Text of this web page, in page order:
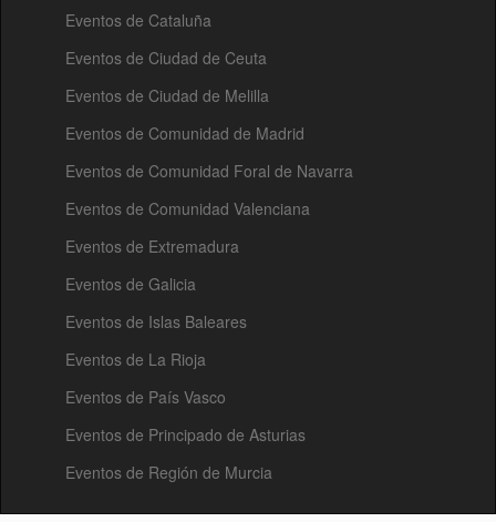
Eventos de Cataluña
Eventos de Ciudad de Ceuta
Eventos de Ciudad de Melilla
Eventos de Comunidad de Madrid
Eventos de Comunidad Foral de Navarra
Eventos de Comunidad Valenciana
Eventos de Extremadura
Eventos de Galicia
Eventos de Islas Baleares
Eventos de La Rioja
Eventos de País Vasco
Eventos de Principado de Asturias
Eventos de Región de Murcia